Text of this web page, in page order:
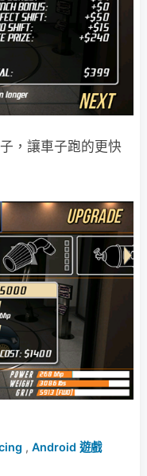
，讓車子跑的更快
, Android 遊戲